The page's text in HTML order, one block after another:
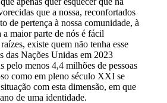
que a nossa, reconfortados
de pertença à nossa comunidade, à
a maior parte de nós é fácil
existe quem não tenha esse
das Nações Unidas em 2023
pelo menos 4,4 milhões de pessoas
como em pleno século XXI se
com esta dimensão, em que
de uma identidade.